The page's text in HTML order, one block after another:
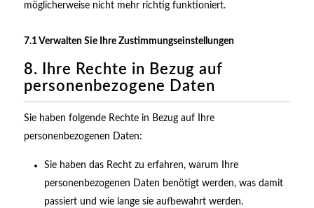
möglicherweise nicht mehr richtig funktioniert.
7.1 Verwalten Sie Ihre Zustimmungseinstellungen
8. Ihre Rechte in Bezug auf
personenbezogene Daten
Sie haben folgende Rechte in Bezug auf Ihre
personenbezogenen Daten:
Sie haben das Recht zu erfahren, warum Ihre
personenbezogenen Daten benötigt werden, was damit
passiert und wie lange sie aufbewahrt werden.